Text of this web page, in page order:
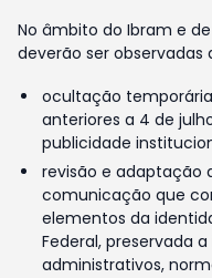
No âmbito do Ibram e
deverão ser observadas
ocultação
anteriores a 4 de
publicidade
revisão e adaptação
comunicação que
elementos da
Federal, preservada
administrativos,